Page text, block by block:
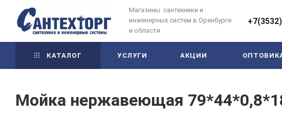
Магазины сантехники и
инженерных систем в Оренбурге
и области
КАТАЛОГ УСЛУГИ АКЦИИ
Мойка нержавеющая